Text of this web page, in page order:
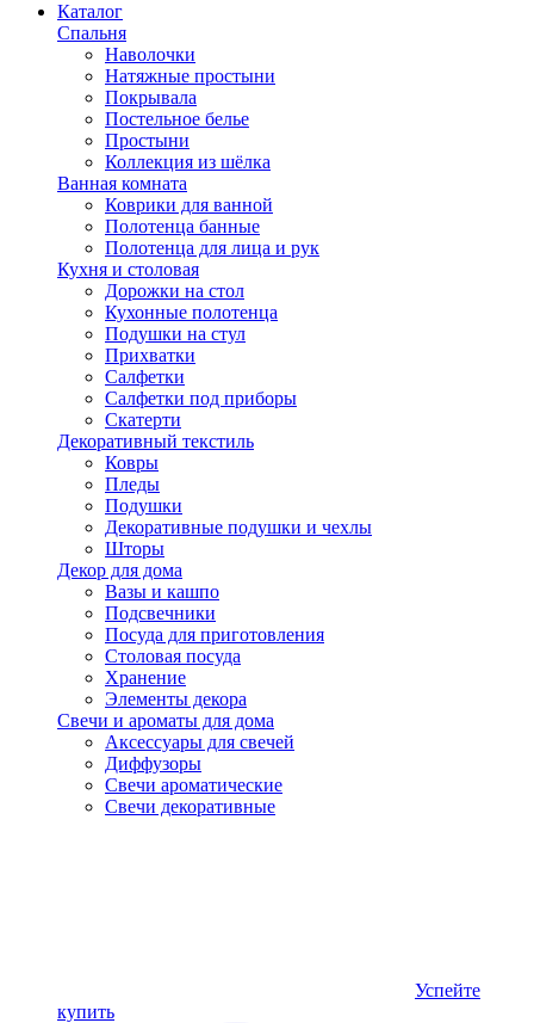
Каталог
Спальня
Наволочки
Натяжные простыни
Покрывала
Постельное белье
Простыни
Коллекция из шёлка
Ванная комната
Коврики для ванной
Полотенца банные
Полотенца для лица и рук
Кухня и столовая
Дорожки на стол
Кухонные полотенца
Подушки на стул
Прихватки
Салфетки
Салфетки под приборы
Скатерти
Декоративный текстиль
Ковры
Пледы
Подушки
Декоративные подушки и чехлы
Шторы
Декор для дома
Вазы и кашпо
Подсвечники
Посуда для приготовления
Столовая посуда
Хранение
Элементы декора
Свечи и ароматы для дома
Аксессуары для свечей
Диффузоры
Свечи ароматические
Свечи декоративные
Успейте
купить